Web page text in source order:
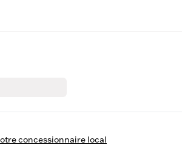
concessionnaire local